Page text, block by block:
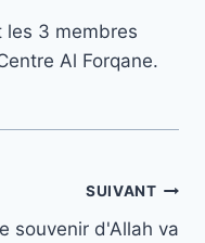
les 3 membres
Al Forqane.
SUIVANT
souvenir d'Allah va